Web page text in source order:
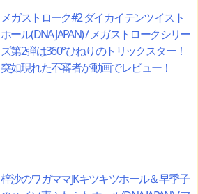
メガストローク#2 ダイカイテンツイスト
ホール(DNA JAPAN) / メガストロークシリー
ズ第2弾は360°ひねりのトリックスター！
突如現れた不審者が動画でレビュー！
梓沙のワガママJKキツキツホール＆早季子